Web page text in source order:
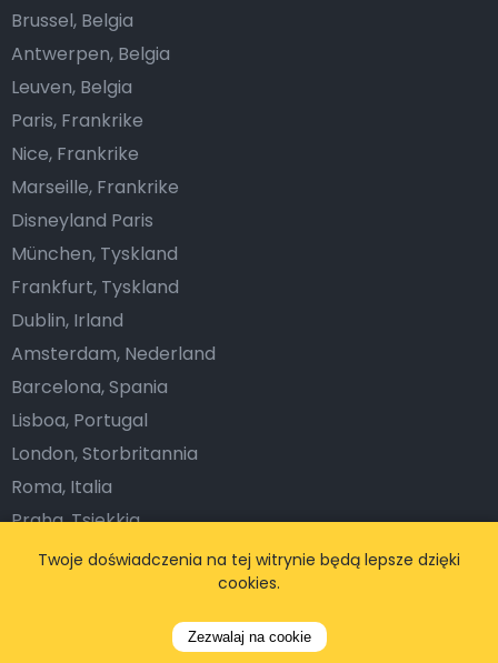
Brussel, Belgia
Antwerpen, Belgia
Leuven, Belgia
Paris, Frankrike
Nice, Frankrike
Marseille, Frankrike
Disneyland Paris
München, Tyskland
Frankfurt, Tyskland
Dublin, Irland
Amsterdam, Nederland
Barcelona, Spania
Lisboa, Portugal
London, Storbritannia
Roma, Italia
Praha, Tsjekkia
Wien, Østerrike
Twoje doświadczenia na tej witrynie będą lepsze dzięki
cookies.
Zezwalaj na cookie